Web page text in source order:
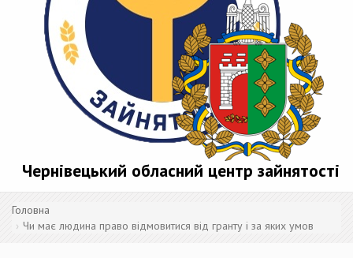
Чернівецький обласний центр зайнятості
Головна
Чи має людина право відмовитися від гранту і за яких умов